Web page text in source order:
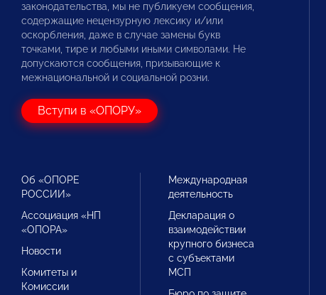
законодательства, мы не публикуем сообщения,
содержащие нецензурную лексику и/или
оскорбления, даже в случае замены букв
точками, тире и любыми иными символами. Не
допускаются сообщения, призывающие к
межнациональной и социальной розни.
Вступи в «ОПОРУ»
Об «ОПОРЕ
РОССИИ»
Ассоциация «НП
«ОПОРА»
Новости
Комитеты и
Комиссии
Международная
деятельность
Декларация о
взаимодействии
крупного бизнеса
с субъектами
МСП